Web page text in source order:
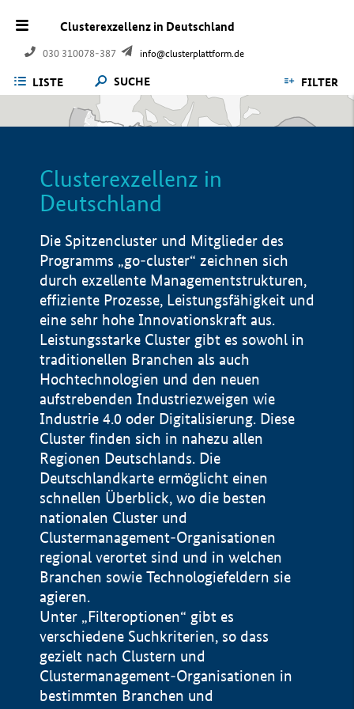
Clusterexzellenz in Deutschland
030 310078-387 info@clusterplattform.de
LISTE SUCHE FILTER
Clusterexzellenz in
Deutschland
Die Spitzencluster und Mitglieder des
Programms „go-cluster“ zeichnen sich
durch exzellente Managementstrukturen,
effiziente Prozesse, Leistungsfähigkeit und
eine sehr hohe Innovationskraft aus.
Leistungsstarke Cluster gibt es sowohl in
traditionellen Branchen als auch
Hochtechnologien und den neuen
aufstrebenden Industriezweigen wie
Industrie 4.0 oder Digitalisierung. Diese
Cluster finden sich in nahezu allen
Regionen Deutschlands. Die
Deutschlandkarte ermöglicht einen
schnellen Überblick, wo die besten
nationalen Cluster und
Clustermanagement-Organisationen
regional verortet sind und in welchen
Branchen sowie Technologiefeldern sie
agieren.
Unter „Filteroptionen“ gibt es
verschiedene Suchkriterien, so dass
gezielt nach Clustern und
Clustermanagement-Organisationen in
bestimmten Branchen und
Impressum
Datenschutzerklärung
BMWE, 2026 ©
100 km © Geobasis-DE / BKG 2015